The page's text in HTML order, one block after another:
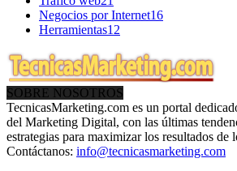
Negocios por Internet16
Herramientas12
SOBRE NOSOTROS
TecnicasMarketing.com es un portal
del Marketing Digital, con las últimas
estrategias para maximizar los resultados de
Contáctanos: info@tecnicasmarketing.com